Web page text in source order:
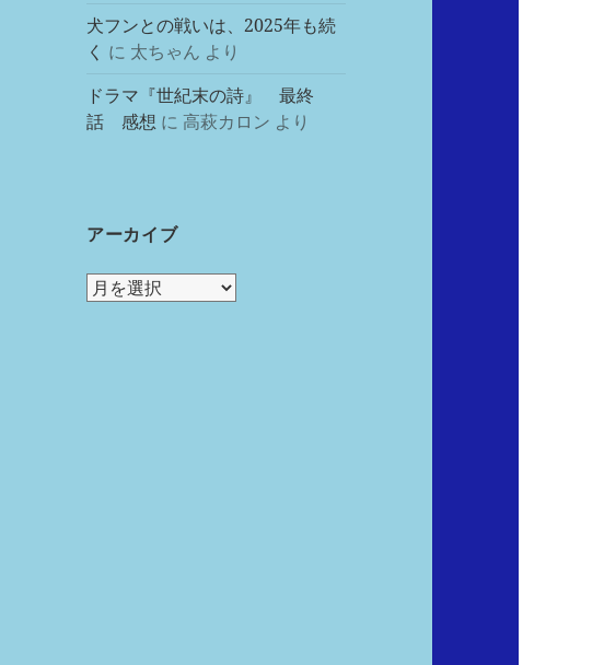
犬フンとの戦いは、2025年も続
く に 太ちゃん より
ドラマ『世紀末の詩』 最終
話 感想 に高萩カロン より
アーカイブ